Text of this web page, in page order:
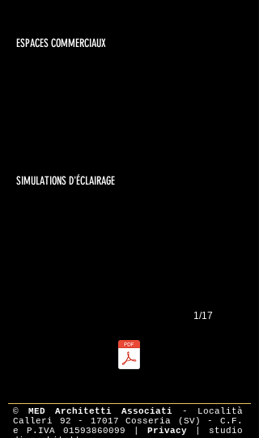
1/17
ESPACES COMMERCIAUX
SIMULATIONS D'ÉCLAIRAGE
© MED Architetti Associati - Località
Calleri 92 - 17017 Cosseria (SV) - C.F.
e P.IVA 01593860099 Privacy
studio